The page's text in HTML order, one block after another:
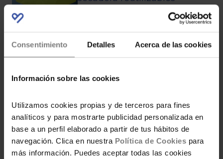
Consentimiento Detalles Acerca de las cookies
Información sobre las cookies
Utilizamos cookies propias y de terceros para fines
analíticos y para mostrarte publicidad personalizada en
base a un perfil elaborado a partir de tus hábitos de
navegación. Clica en nuestra Política de Cookies para
más información. Puedes aceptar todas las cookies
Cómo hacer jabón para ropa
Cómo hacer un lavavajillas
casero por menos de 1€